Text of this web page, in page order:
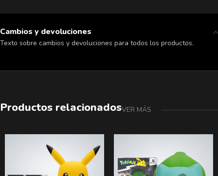
Cambios y devoluciones
Texto sobre cambios y devoluciones para todos los productos.
Productos relacionadosVER MÁS